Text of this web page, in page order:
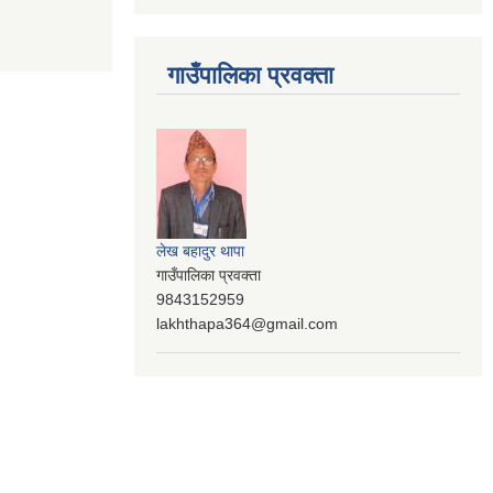
गाउँपालिका प्रवक्ता
लेख बहादुर थापा
गाउँपालिका प्रवक्ता
9843152959
lakhthapa364@gmail.com